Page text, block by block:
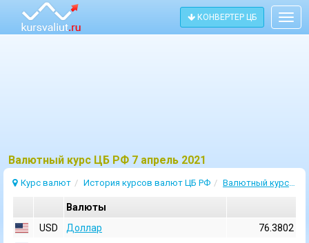
КОНВЕРТЕР ЦБ
Bалютный курс ЦБ РФ 7 апрель 2021
Курс валют История курсов валют ЦБ РФ Валютный курс 7 Апрель 2021
Валюты
USD
Доллар
76.3802